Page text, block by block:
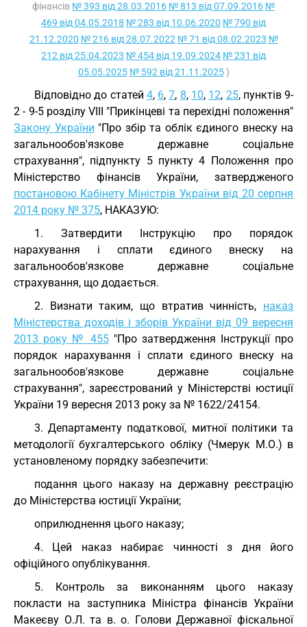
фінансів № 393 від 28.03.2016 № 813 від 07.09.2016 №
469 від 04.05.2018 № 283 від 10.06.2020 № 790 від
21.12.2020 № 216 від 28.07.2022 № 71 від 08.02.2023 №
212 від 25.04.2023 № 454 від 19.09.2024 № 231 від
05.05.2025 № 592 від 21.11.2025)
Відповідно до статей 4, 6,7, 8, 10, 12, 25, пунктів 9-
2 - 9-5 розділу VIII "Прикінцеві та перехідні положення"
Закону України "Про збір та облік єдиного внеску на
загальнообов'язкове державне соціальне
страхування", підпункту 5 пункту 4 Положення про
Міністерство фінансів України, затвердженого
постановою Кабінету Міністрів України від 20 серпня
2014 року № 375, НАКАЗУЮ:
1. Затвердити Інструкцію про порядок
нарахування і сплати єдиного внеску на
загальнообов'язкове державне соціальне
страхування, що додається.
2. Визнати таким, що втратив чинність, наказ
Міністерства доходів і зборів України від 09 вересня
2013 року № 455"Про затвердження Інструкції про
порядок нарахування і сплати єдиного внеску на
загальнообов'язкове державне соціальне
страхування", зареєстрований у Міністерстві юстиції
України 19 вересня 2013 року за № 1622/24154.
3. Департаменту податкової, митної політики та
методології бухгалтерського обліку (Чмерук М.О.) в
установленому порядку забезпечити:
подання цього наказу на державну реєстрацію
до Міністерства юстиції України;
оприлюднення цього наказу;
4. Цей наказ набирає чинності з дня його
офіційного опублікування.
5. Контроль за виконанням цього наказу
покласти на заступника Міністра фінансів України
Макеєву О.Л. та в. о. Голови Державної фіскальної